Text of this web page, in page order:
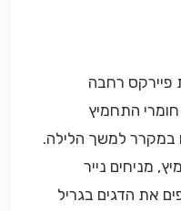
פיירקס רחבה
התחמיץ
במקרר למשך הלילה.
מניחים נייר
את הדגים בגריל